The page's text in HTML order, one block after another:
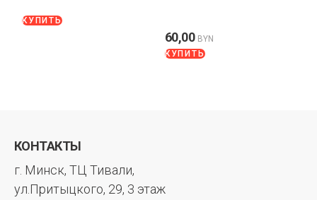
КУПИТЬ
60,00 BYN
КУПИТЬ
КОНТАКТЫ
г. Минск, ТЦ Тивали,
ул.Притыцкого, 29, 3 этаж